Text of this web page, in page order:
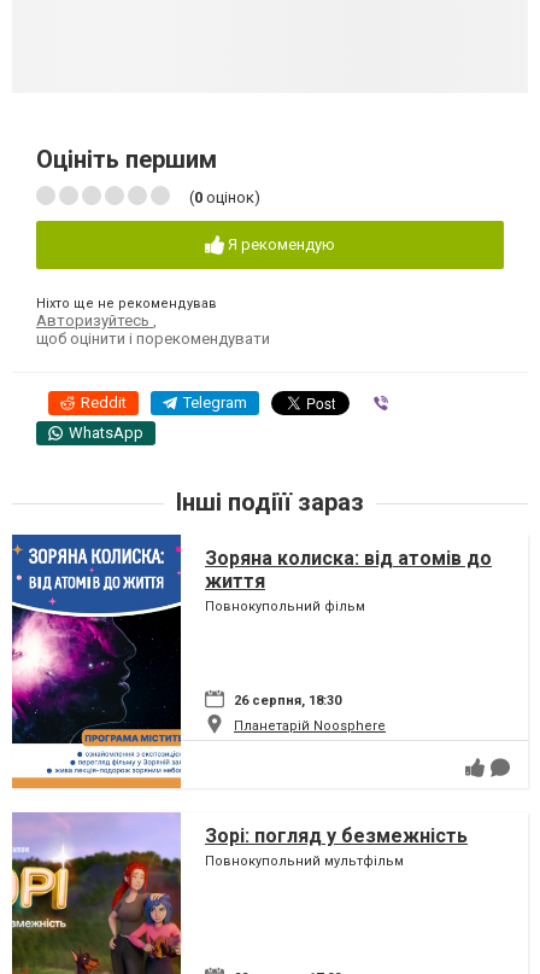
Оцініть першим
(0 оцінок)
Я рекомендую
Ніхто ще не рекомендував
Авторизуйтесь ,
щоб оцінити і порекомендувати
Reddit Telegram
WhatsApp
Інші подіїї зараз
Зоряна колиска: від атомів до
життя
Повнокупольний фільм
26 серпня, 18:30
Планетарій Noosphere
Зорі: погляд у безмежність
Повнокупольний мультфільм